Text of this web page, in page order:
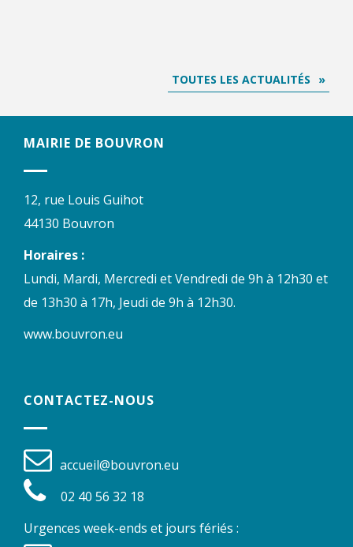
TOUTES LES ACTUALITÉS
MAIRIE DE BOUVRON
12, rue Louis Guihot
44130 Bouvron
Horaires :
Lundi, Mardi, Mercredi et Vendredi de 9h à 12h30 et
de 13h30 à 17h, Jeudi de 9h à 12h30.
www.bouvron.eu
CONTACTEZ-NOUS
accueil@bouvron.eu
02 40 56 32 18
Urgences week-ends et jours fériés :